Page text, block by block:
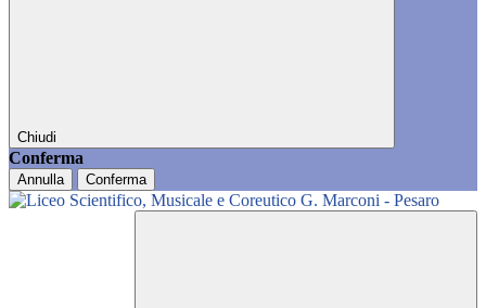
Chiudi
Conferma
Annulla Conferma